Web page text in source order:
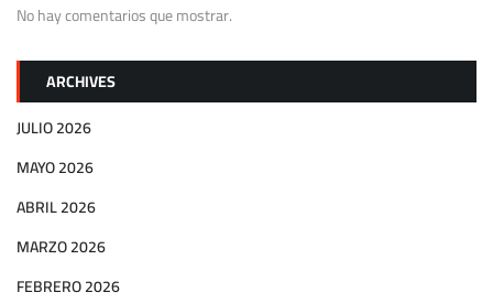
No hay comentarios que mostrar.
ARCHIVES
JULIO 2026
MAYO 2026
ABRIL 2026
MARZO 2026
FEBRERO 2026